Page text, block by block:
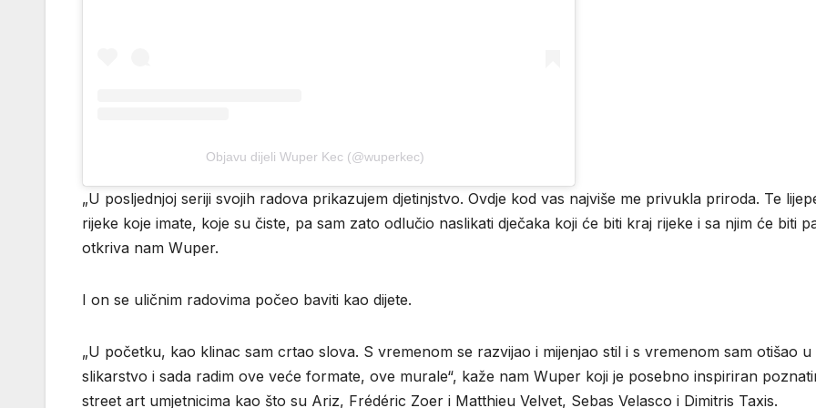
Objavu dijeli Wuper Kec (@wuperkec)
„U posljednjoj seriji svojih radova prikazujem djetinjstvo. Ovdje kod vas najviše me privukla priroda. Te
rijeke koje imate, koje su čiste, pa sam zato odlučio naslikati dječaka koji će biti kraj rijeke i sa njim će biti
otkriva nam Wuper.
I on se uličnim radovima počeo baviti kao dijete.
„U početku, kao klinac sam crtao slova. S vremenom se razvijao i mijenjao stil i s vremenom sam otišao u
slikarstvo i sada radim ove veće formate, ove murale“, kaže nam Wuper koji je posebno inspiriran
street art umjetnicima kao što su Ariz, Frédéric Zoer i Matthieu Velvet, Sebas Velasco i Dimitris Taxis.